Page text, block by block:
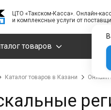
ЦТО «Такском-Касса». Онлайн-
и комплексные услуги от
товаров
Каталог товаров в Казани